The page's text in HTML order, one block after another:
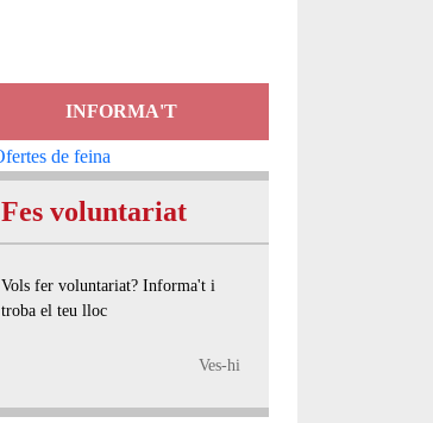
INFORMA'T
Fes voluntariat
Vols fer voluntariat? Informa't i
troba el teu lloc
Ves-hi